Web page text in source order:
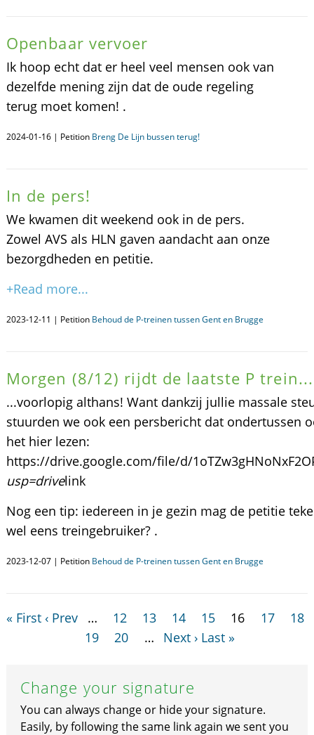
Openbaar vervoer
Ik hoop echt dat er heel veel mensen ook van
dezelfde mening zijn dat de oude regeling
terug moet komen! .
2024-01-16 | Petition Breng De Lijn bussen terug!
In de pers!
We kwamen dit weekend ook in de pers.
Zowel AVS als HLN gaven aandacht aan onze
bezorgdheden en petitie.
+Read more...
2023-12-11 | Petition Behoud de P-treinen tussen Gent en Brugge
Morgen (8/12) rijdt de laatste P trein...
...voorlopig althans! Want dankzij jullie massale
stuurden we ook een persbericht dat ondertussen
het hier lezen:
https://drive.google.com/file/d/
usp=drivelink
Nog een tip: iedereen in je gezin mag de petitie
wel eens treingebruiker? .
2023-12-07 | Petition Behoud de P-treinen tussen Gent en Brugge
« First ‹ Prev … 12 13 14 15 16 17
18
19
20 … Next › Last »
Change your signature
You can always change or hide your signature.
Easily, by following the same link again we sent you